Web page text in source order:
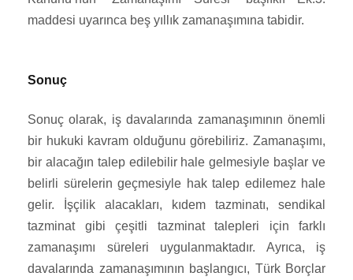
maddesi uyarınca beş yıllık zamanaşımına tabidir.
Sonuç
Sonuç olarak, iş davalarında zamanaşımının önemli
bir hukuki kavram olduğunu görebiliriz. Zamanaşımı,
bir alacağın talep edilebilir hale gelmesiyle başlar ve
belirli sürelerin geçmesiyle hak talep edilemez hale
gelir. İşçilik alacakları, kıdem tazminatı, sendikal
tazminat gibi çeşitli tazminat talepleri için farklı
zamanaşımı süreleri uygulanmaktadır. Ayrıca, iş
davalarında zamanaşımının başlangıcı, Türk Borçlar